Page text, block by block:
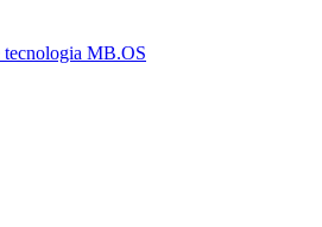
MB.OS